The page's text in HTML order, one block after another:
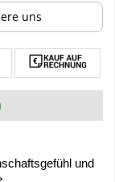
uns
und